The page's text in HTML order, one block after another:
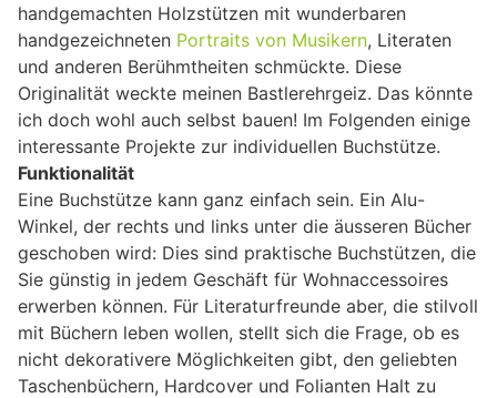
handgemachten Holzstützen mit wunderbaren
handgezeichneten Portraits von Musikern, Literaten
und anderen Berühmtheiten schmückte. Diese
Originalität weckte meinen Bastlerehrgeiz. Das könnte
ich doch wohl auch selbst bauen! Im Folgenden einige
interessante Projekte zur individuellen Buchstütze.
Funktionalität
Eine Buchstütze kann ganz einfach sein. Ein Alu-
Winkel, der rechts und links unter die äusseren Bücher
geschoben wird: Dies sind praktische Buchstützen, die
Sie günstig in jedem Geschäft für Wohnaccessoires
erwerben können. Für Literaturfreunde aber, die stilvoll
mit Büchern leben wollen, stellt sich die Frage, ob es
nicht dekorativere Möglichkeiten gibt, den geliebten
Taschenbüchern, Hardcover und Folianten Halt zu